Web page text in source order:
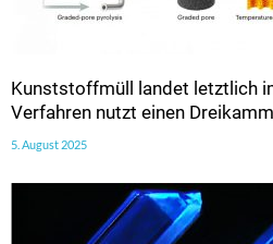
Kunststoffmüll landet letztlich
Verfahren nutzt einen
5. August 2025